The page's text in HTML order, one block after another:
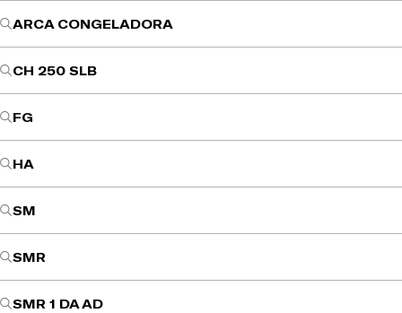
ARCA CONGELADORA
CH 250 SLB
FG
HA
SM
SMR
SMR 1 DA AD